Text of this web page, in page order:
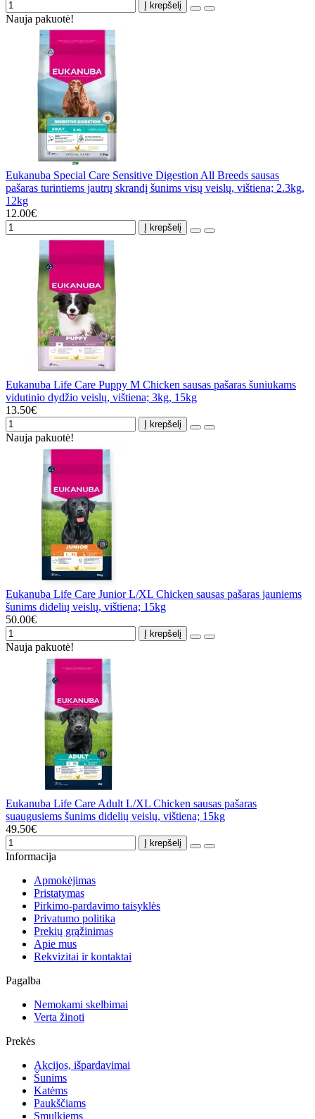
Į krepšelį
Nauja pakuotė!
Eukanuba Special Care Sensitive Digestion All Breeds sausas
pašaras turintiems jautrų skrandį šunims visų veislų, vištiena; 2.3kg,
12kg
12.00€
Į krepšelį
Eukanuba Life Care Puppy M Chicken sausas pašaras šuniukams
vidutinio dydžio veislų, vištiena; 3kg, 15kg
13.50€
Į krepšelį
Nauja pakuotė!
Eukanuba Life Care Junior L/XL Chicken sausas pašaras jauniems
šunims didelių veislų, vištiena; 15kg
50.00€
Į krepšelį
Nauja pakuotė!
Eukanuba Life Care Adult L/XL Chicken sausas pašaras
suaugusiems šunims didelių veislų, vištiena; 15kg
49.50€
Į krepšelį
Informacija
Apmokėjimas
Pristatymas
Pirkimo-pardavimo taisyklės
Privatumo politika
Prekių grąžinimas
Apie mus
Rekvizitai ir kontaktai
Pagalba
Nemokami skelbimai
Verta žinoti
Prekės
Akcijos, išpardavimai
Šunims
Katėms
Paukščiams
Smulkiems